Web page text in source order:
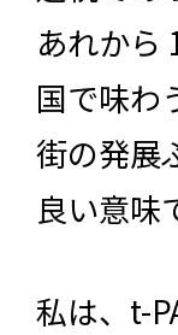
あれから
国で味わ
街の発展
良い意味
私は、t-